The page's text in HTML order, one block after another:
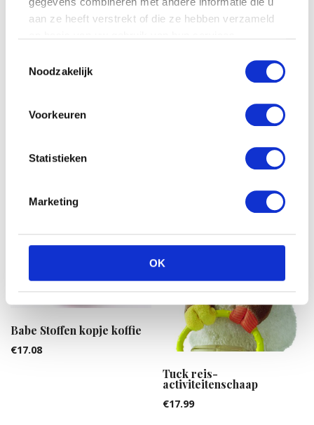
aan ze heeft verstrekt of die ze hebben verzameld
Noodzakelijk
Voorkeuren
Statistieken
Marketing
OK
Nattou Cappuccino
25.99
Babe Stoffen kopje koffie
€17.08
Tuck reis-
activiteitenschaap
€17.99